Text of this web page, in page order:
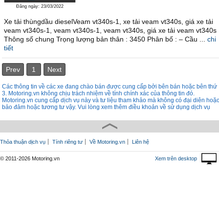
Đăng ngày: 23/03/2022
Xe tải thùngdầu dieselVeam vt340s-1, xe tải veam vt340s, giá xe tải
veam vt340s-1, veam vt340s-1, veam vt340s, giá xe tải veam vt340s
Thông số chung Trọng lượng bản thân : 3450 Phân bố : – Cầu ...
chi
tiết
Prev 1 Next
Các thông tin về các xe đang chào bán được cung cấp bởi bên bán hoặc bên thứ
3. Motoring.vn không chịu trách nhiệm về tính chính xác của thông tin đó.
Motoring.vn cung cấp dịch vụ này và tư liệu tham khảo mà không có đại diên hoặc
bảo đảm hoặc tương tư vậy. Vui lòng xem thêm điều khoản về sử dụng dịch vụ
Thỏa thuận dịch vụ Tính riêng tư Về Motoring.vn Liên hệ
© 2011-2026 Motoring.vn Xem trên desktop